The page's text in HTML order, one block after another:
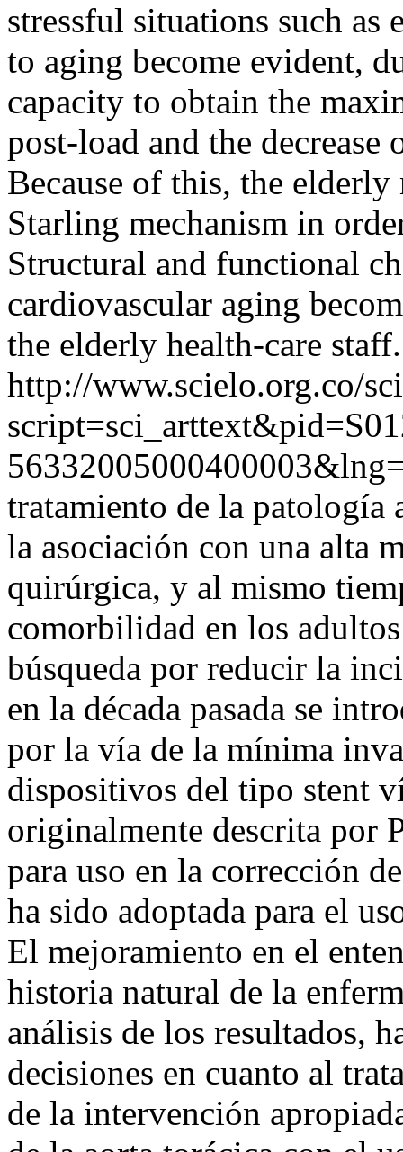
stressful situations such as
to aging become evident,
capacity to obtain the
post-load and the
Because of this, the
Starling mechanism in
Structural and functional
cardiovascular aging
the elderly health-care staff.
http://www.scielo.org.co/
tratamiento de la patología
la asociación con una alta
quirúrgica, y al mismo
comorbilidad en los
búsqueda por reducir la
en la década pasada se
por la vía de la mínima
dispositivos del tipo stent
originalmente descrita por
para uso en la corrección
ha sido adoptada para el
El mejoramiento en el
historia natural de la
análisis de los resultados,
decisiones en cuanto al
de la intervención